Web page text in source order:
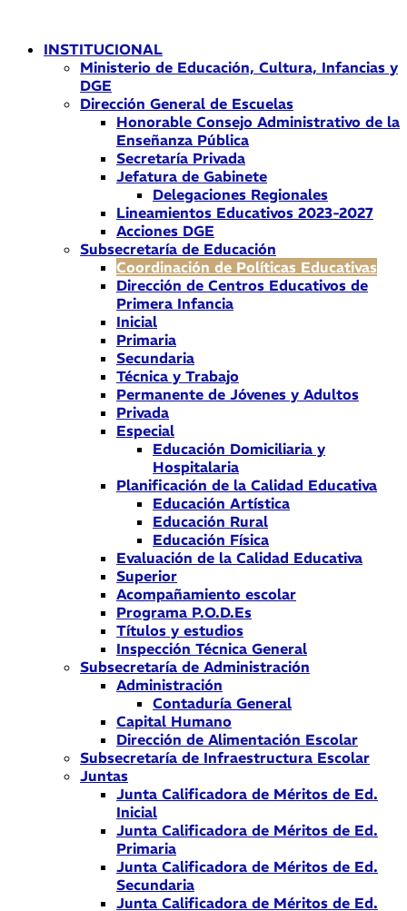
contenidoINSTITUCIONAL
Ministerio de Educación, Cultura, Infancias y
DGE
Dirección General de Escuelas
Honorable Consejo Administrativo de la
Enseñanza Pública
Secretaría Privada
Jefatura de Gabinete
Delegaciones Regionales
Lineamientos Educativos 2023-2027
Acciones DGE
Subsecretaría de Educación
Coordinación de Políticas Educativas
Dirección de Centros Educativos de
Primera Infancia
Inicial
Primaria
Secundaria
Técnica y Trabajo
Permanente de Jóvenes y Adultos
Privada
Especial
Educación Domiciliaria y
Hospitalaria
Planificación de la Calidad Educativa
Educación Artística
Educación Rural
Educación Física
Evaluación de la Calidad Educativa
Superior
Acompañamiento escolar
Programa P.O.D.Es
Títulos y estudios
Inspección Técnica General
Subsecretaría de Administración
Administración
Contaduría General
Capital Humano
Dirección de Alimentación Escolar
Subsecretaría de Infraestructura Escolar
Juntas
Junta Calificadora de Méritos de Ed.
Inicial
Junta Calificadora de Méritos de Ed.
Primaria
Junta Calificadora de Méritos de Ed.
Secundaria
Junta Calificadora de Méritos de Ed.